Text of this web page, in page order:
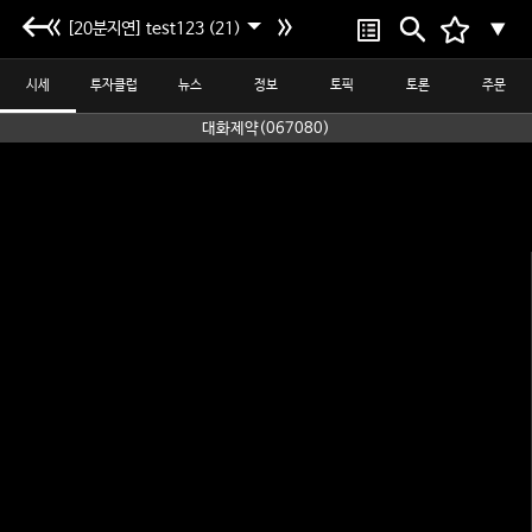
[20분지연] test123 (21) ▼
시세 투자클럽 뉴스 정보 토픽 토론 주문
대화제약(067080)